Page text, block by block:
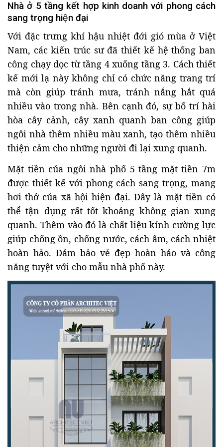
Nhà ở 5 tầng kết hợp kinh doanh với phong cách
sang trọng hiện đại
Với đặc trưng khí hậu nhiệt đới gió mùa ở Việt
Nam, các kiến trúc sư đã thiết kế hệ thống ban
công chạy dọc từ tầng 4 xuống tầng 3. Cách thiết
kế mới lạ này không chỉ có chức năng trang trí
mà còn giúp tránh mưa, tránh nắng hắt quá
nhiều vào trong nhà. Bên cạnh đó, sự bố trí hài
hòa cây cảnh, cây xanh quanh ban công giúp
ngôi nhà thêm nhiều màu xanh, tạo thêm nhiều
thiện cảm cho những người đi lại xung quanh.
Mặt tiền của ngôi nhà phố 5 tầng mặt tiền 7m
được thiết kế với phong cách sang trọng, mang
hơi thở của xã hội hiện đại. Đây là mặt tiền có
thể tận dụng rất tốt khoảng không gian xung
quanh. Thêm vào đó là chất liệu kính cường lực
giúp chống ồn, chống nước, cách âm, cách nhiệt
hoàn hảo. Đảm bảo vẻ đẹp hoàn hảo và công
năng tuyệt với cho mẫu nhà phố này.